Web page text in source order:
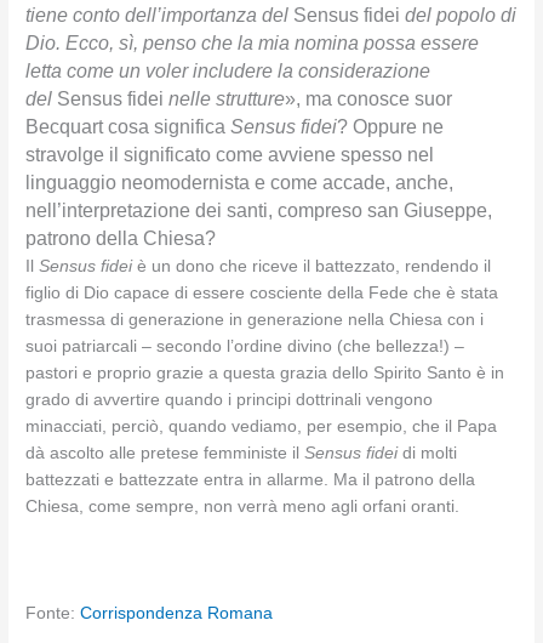
tiene conto dell’importanza del Sensus fideidel popolo di
Dio. Ecco, sì, penso che la mia nomina possa essere
letta come un voler includere la considerazione
del Sensus fidei nelle strutture», ma conosce suor
Becquart cosa significaSensus fidei? Oppure ne
stravolge il significato come avviene spesso nel
linguaggio neomodernista e come accade, anche,
nell’interpretazione dei santi, compreso san Giuseppe,
patrono della Chiesa?
IlSensus fideiè un dono che riceve il battezzato, rendendo il
figlio di Dio capace di essere cosciente della Fede che è stata
trasmessa di generazione in generazione nella Chiesa con i
suoi patriarcali – secondo l’ordine divino (che bellezza!) –
pastori e proprio grazie a questa grazia dello Spirito Santo è in
grado di avvertire quando i principi dottrinali vengono
minacciati, perciò, quando vediamo, per esempio, che il Papa
dà ascolto alle pretese femministe ilSensus fideidi molti
battezzati e battezzate entra in allarme. Ma il patrono della
Chiesa, come sempre, non verrà meno agli orfani oranti.
Fonte:Corrispondenza Romana